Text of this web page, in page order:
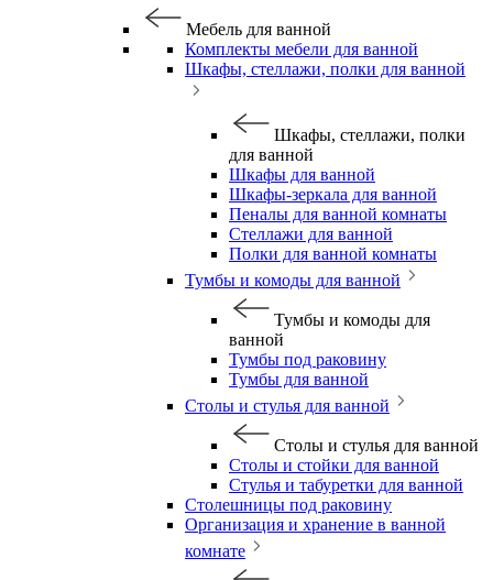
Мебель для ванной
Комплекты мебели для ванной
Шкафы, стеллажи, полки для ванной
Шкафы, стеллажи, полки
для ванной
Шкафы для ванной
Шкафы-зеркала для ванной
Пеналы для ванной комнаты
Стеллажи для ванной
Полки для ванной комнаты
Тумбы и комоды для ванной
Тумбы и комоды для
ванной
Тумбы под раковину
Тумбы для ванной
Столы и стулья для ванной
Столы и стулья для ванной
Столы и стойки для ванной
Стулья и табуретки для ванной
Столешницы под раковину
Организация и хранение в ванной
комнате